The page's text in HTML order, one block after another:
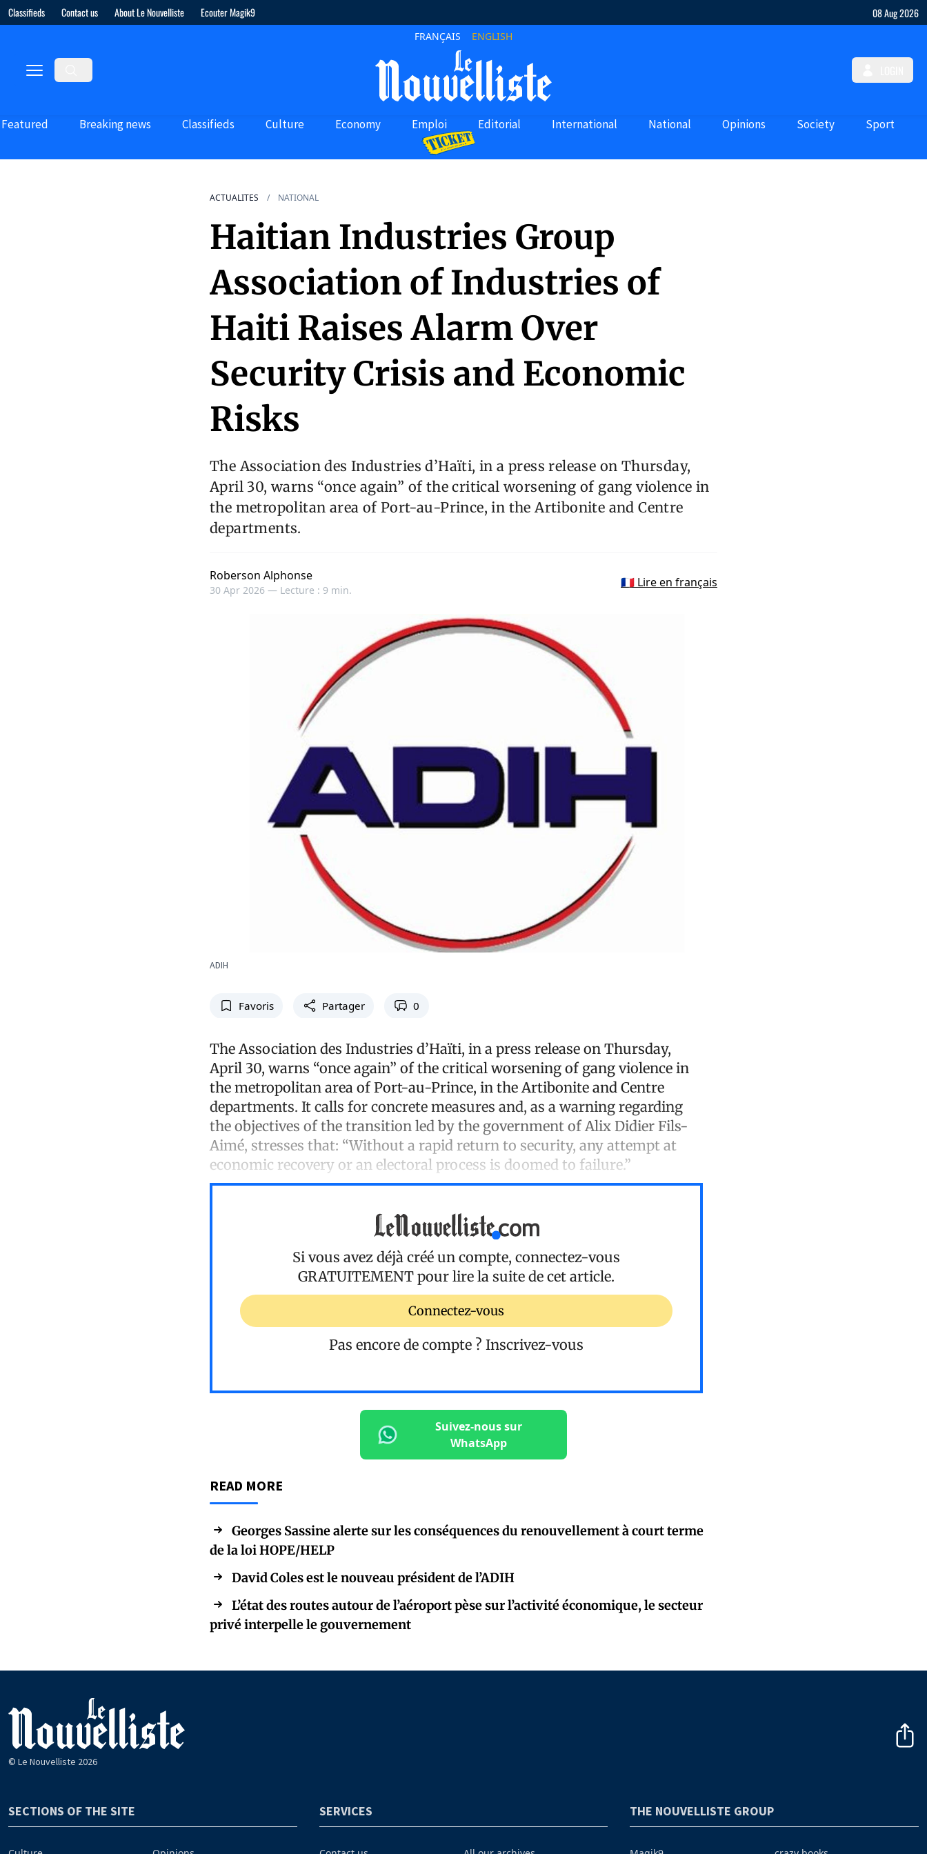
Classifieds Contact us About Le Nouvelliste Ecouter Magik9 08 Aug 2026
FRANÇAIS ENGLISH
Featured Breaking news Classifieds Culture Economy Emploi Editorial International National Opinions Society Sport
ACTUALITES NATIONAL
Haitian Industries Group
Association of Industries of
Haiti Raises Alarm Over
Security Crisis and Economic
Risks
The Association des Industries d’Haïti, in a press release on Thursday,
April 30, warns “once again” of the critical worsening of gang violence in
the metropolitan area of Port-au-Prince, in the Artibonite and Centre
departments.
Roberson Alphonse
30 Apr 2026 — Lecture : 9 min.
🇫🇷 Lire en français
ADIH
Favoris Partager 0
The Association des Industries d’Haïti, in a press release on Thursday,
April 30, warns “once again” of the critical worsening of gang violence in
the metropolitan area of Port-au-Prince, in the Artibonite and Centre
departments. It calls for concrete measures and, as a warning regarding
the objectives of the transition led by the government of Alix Didier Fils-
Aimé, stresses that: “Without a rapid return to security, any attempt at
economic recovery or an electoral process is doomed to failure.”
Si vous avez déjà créé un compte, connectez-vous
GRATUITEMENT pour lire la suite de cet article.
Connectez-vous
Pas encore de compte ? Inscrivez-vous
Suivez-nous sur
WhatsApp
READ MORE
Georges Sassine alerte sur les conséquences du renouvellement à court terme
de la loi HOPE/HELP
David Coles est le nouveau président de l’ADIH
L’état des routes autour de l’aéroport pèse sur l’activité économique, le secteur
privé interpelle le gouvernement
© Le Nouvelliste 2026
SECTIONS OF THE SITE SERVICES THE NOUVELLISTE GROUP